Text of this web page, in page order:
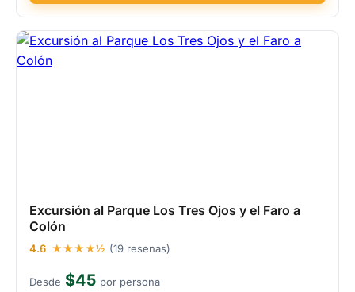
Excursión al Parque Los Tres Ojos y el Faro a
Colón
4.6 ★★★★½ (19 resenas)
Desde $45 por persona